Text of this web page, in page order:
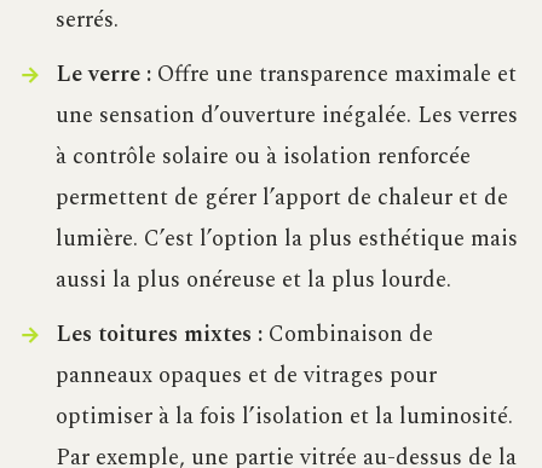
serrés.
Le verre :Offre une transparence maximale et
une sensation d’ouverture inégalée. Les verres
à contrôle solaire ou à isolation renforcée
permettent de gérer l’apport de chaleur et de
lumière. C’est l’option la plus esthétique mais
aussi la plus onéreuse et la plus lourde.
Les toitures mixtes :Combinaison de
panneaux opaques et de vitrages pour
optimiser à la fois l’isolation et la luminosité.
Par exemple, une partie vitrée au-dessus de la